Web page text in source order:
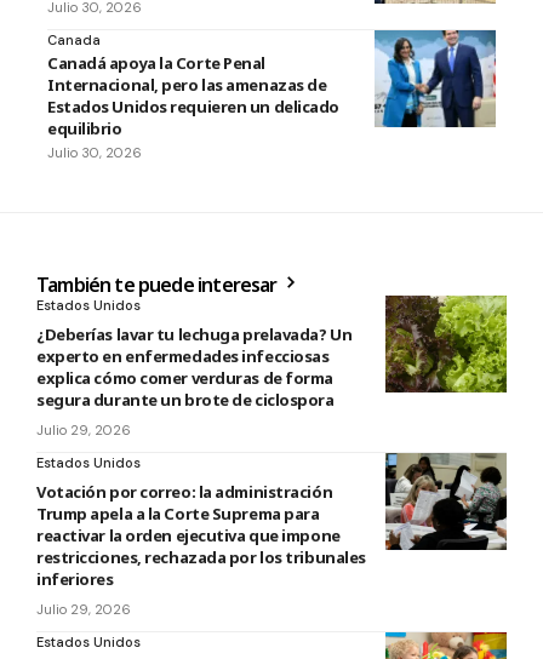
Julio 30, 2026
Canada
Canadá apoya la Corte Penal
Internacional, pero las amenazas de
Estados Unidos requieren un delicado
equilibrio
Julio 30, 2026
También te puede interesar
Estados Unidos
¿Deberías lavar tu lechuga prelavada? Un
experto en enfermedades infecciosas
explica cómo comer verduras de forma
segura durante un brote de ciclospora
Julio 29, 2026
Estados Unidos
Votación por correo: la administración
Trump apela a la Corte Suprema para
reactivar la orden ejecutiva que impone
restricciones, rechazada por los tribunales
inferiores
Julio 29, 2026
Estados Unidos